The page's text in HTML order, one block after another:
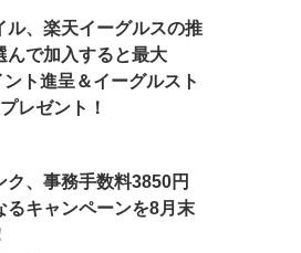
ル、楽天イーグルスの推
んで加入すると最大
ト進呈＆イーグルスト
レゼント！
ク、事務手数料3850円
るキャンペーンを8月末